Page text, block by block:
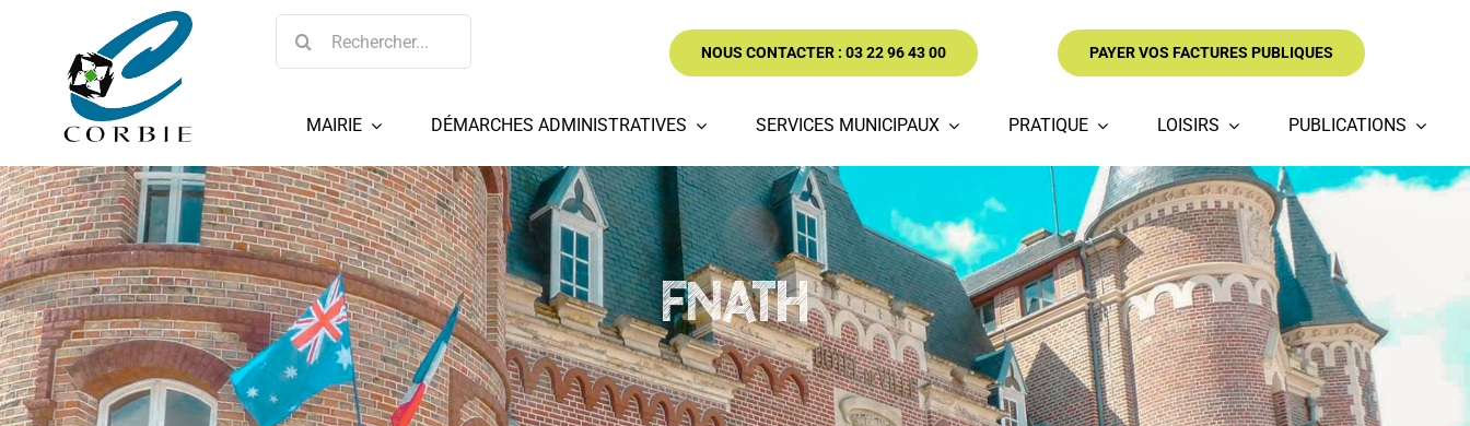
Rechercher:
NOUS CONTACTER : 03 22 96 43 00 PAYER VOS FACTURES PUBLIQUES
MAIRIE DÉMARCHES ADMINISTRATIVES SERVICES MUNICIPAUX PRATIQUE LOISIRS PUBLICATIONS
FNATH